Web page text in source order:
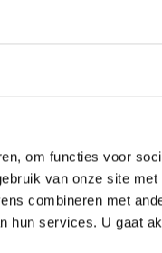
om functies voor
van onze site
combineren met
hun services. U gaat